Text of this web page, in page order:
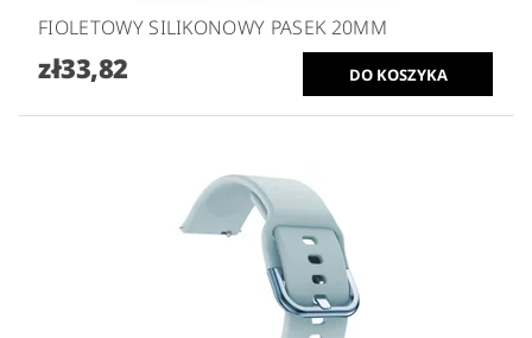
FIOLETOWY SILIKONOWY PASEK 20MM
zł33,82